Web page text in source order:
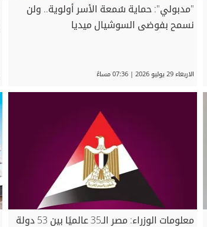
"مدبولي": حماية سُمعة الأسر أولوية.. ولن
نسمح بفوضى السوشيال ميديا
الاربعاء 29 يوليو 2026 | 07:36 مساءً
معلومات الوزراء: مصر الـ35 عالميًا بين 53 دولة